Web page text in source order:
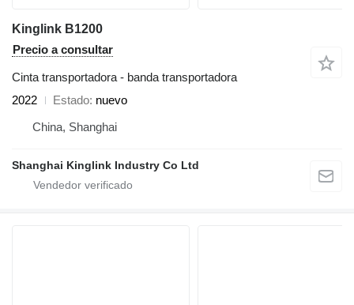
Kinglink B1200
Precio a consultar
Cinta transportadora - banda transportadora
2022
Estado nuevo
China, Shanghai
Shanghai Kinglink Industry Co Ltd